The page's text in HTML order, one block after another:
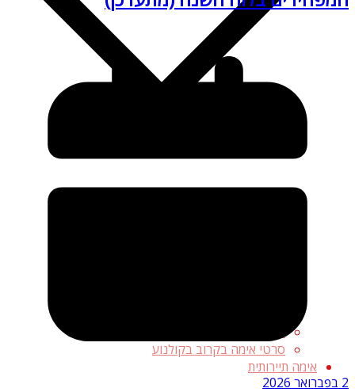
סרטי אימה בקרוב בקולנוע
אימה תיירותית
2 בפברואר 2026